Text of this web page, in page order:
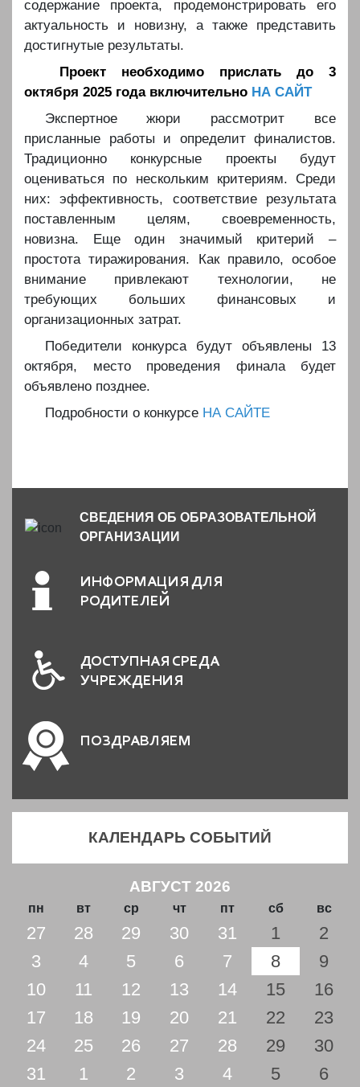
СВЕДЕНИЯ ОБ ОБРАЗОВАТЕЛЬНОЙ
ОРГАНИЗАЦИИ
ИНФОРМАЦИЯ ДЛЯ
РОДИТЕЛЕЙ
ДОСТУПНАЯ СРЕДА
УЧРЕЖДЕНИЯ
ПОЗДРАВЛЯЕМ
КАЛЕНДАРЬ СОБЫТИЙ
АВГУСТ 2026
пн вт ср чт пт сб вс
27 28 29 30 31 1
2
3
4 5 6 7 8
9
10
11 12 13 14 15
16
17
18 19 20 21 22
23
24
25 26 27 28 29
30
31
1 2 3 4 5 6
содержание проекта, продемонстрировать его
актуальность и новизну, а также представить
достигнутые результаты.
Проект необходимо прислать до 3
октября 2025 года включительно НА САЙТ
️️Экспертное жюри рассмотрит все
присланные работы и определит финалистов.
Традиционно конкурсные проекты будут
оцениваться по нескольким критериям. Среди
них: эффективность, соответствие результата
поставленным целям, своевременность,
новизна. Еще один значимый критерий –
простота тиражирования. Как правило, особое
внимание привлекают технологии, не
требующих больших финансовых и
организационных затрат.
️️Победители конкурса будут объявлены 13
октября, место проведения финала будет
объявлено позднее.
️️Подробности о конкурсе НА САЙТЕ